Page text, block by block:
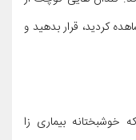
کردید، قرار بدهید و
بیماری زا